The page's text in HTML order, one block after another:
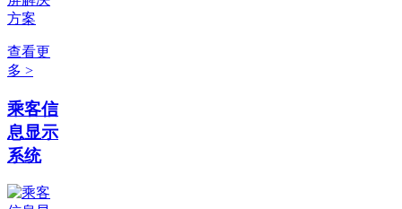
查看更
多 >
乘客信
息显示
系统